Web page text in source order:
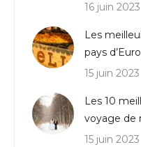
16 juin 2023
Les
pays
15 juin 2023
Les 10
voyage de
15 juin 2023